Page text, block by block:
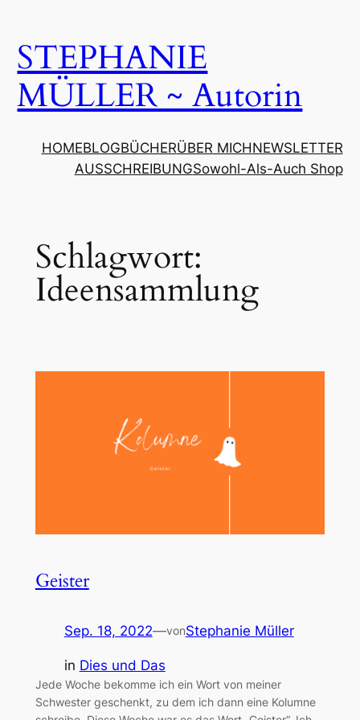
springen
STEPHANIE
MÜLLER ~ Autorin
HOMEBLOGBÜCHERÜBER MICHNEWSLETTER
AUSSCHREIBUNGSowohl-Als-Auch Shop
Schlagwort:
Ideensammlung
Geister
Sep. 18, 2022—vonStephanie Müller
in Dies und Das
Jede Woche bekomme ich ein Wort von meiner
Schwester geschenkt, zu dem ich dann eine Kolumne